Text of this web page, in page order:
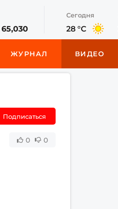
65,030
Сегодня
28 °C
ЖУРНАЛ ВИДЕО
Подписаться
0 0